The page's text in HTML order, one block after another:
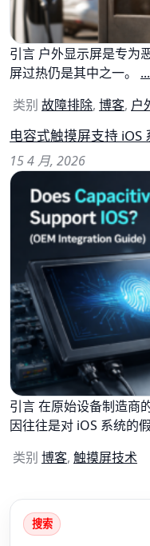
引言 户外显示屏是专为
屏过热仍是其中之一。 ...
类别 故障排除, 博客, 户
电容式触摸屏支持 iOS
15 4 月, 2026
引言 在原始设备制造商
因往往是对 iOS 系统的
类别 博客, 触摸屏技术
搜索